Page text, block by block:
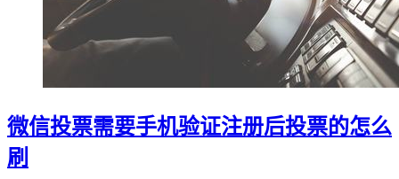
微信投票需要手机验证注册后投票的怎么
刷